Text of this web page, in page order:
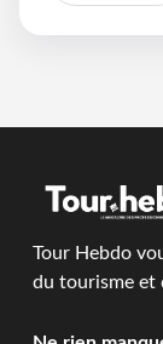
Tour Hebdo
du tourisme et